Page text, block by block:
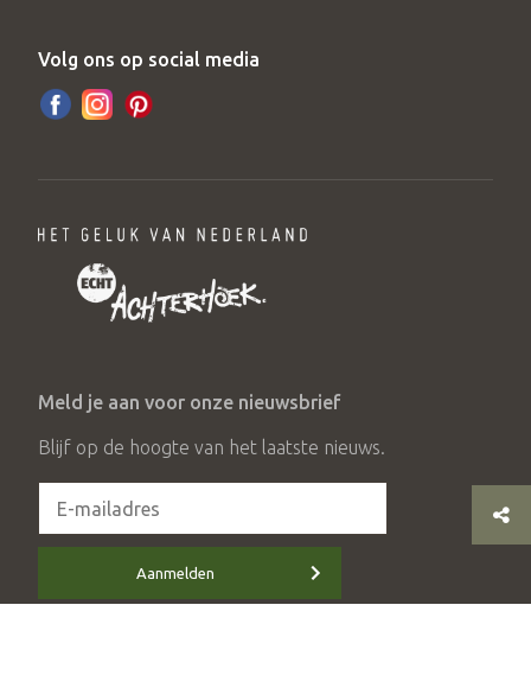
Volg ons op social media
Meld je aan voor onze nieuwsbrief
Blijf op de hoogte van het laatste nieuws.
Aanmelden